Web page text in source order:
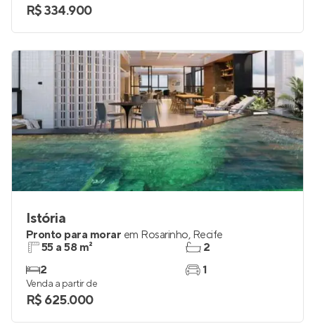
R$ 334.900
Istória
Pronto para morar em Rosarinho, Recife
55 a 58 m²
2
2
1
Venda a partir de
R$ 625.000